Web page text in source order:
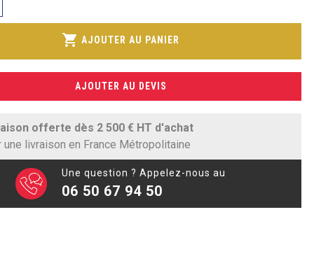
shopping_cart AJOUTER AU PANIER
AJOUTER AU DEVIS
offerte dès 2 500 € HT d'achat
une livraison en France Métropolitaine
Une question ? Appelez-nous au
06 50 67 94 50